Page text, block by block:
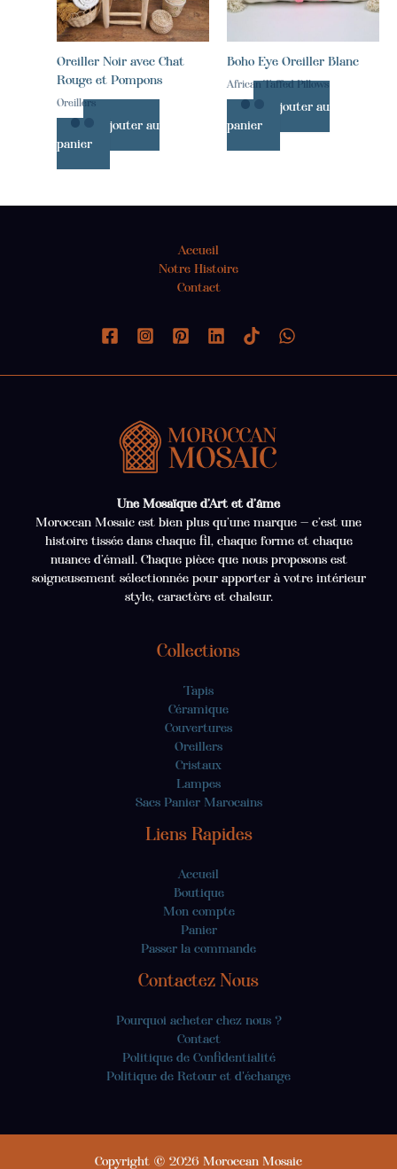
Oreiller Noir avec Chat
Rouge et Pompons
Oreillers
Ajouter au
panier
Boho Eye Oreiller Blanc
African Taffed Pillows
Ajouter au
panier
Accueil
Notre Histoire
Contact
Une Mosaïque d’Art et d’âme
Moroccan Mosaic est bien plus qu’une marque — c’est une
histoire tissée dans chaque fil, chaque forme et chaque
nuance d’émail. Chaque pièce que nous proposons est
soigneusement sélectionnée pour apporter à votre intérieur
style, caractère et chaleur.
Collections
Tapis
Céramique
Couvertures
Oreillers
Cristaux
Lampes
Sacs Panier Marocains
Liens Rapides
Accueil
Boutique
Mon compte
Panier
Passer la commande
Contactez Nous
Pourquoi acheter chez nous ?
Contact
Politique de Confidentialité
Politique de Retour et d'échange
Copyright © 2026 Moroccan Mosaic